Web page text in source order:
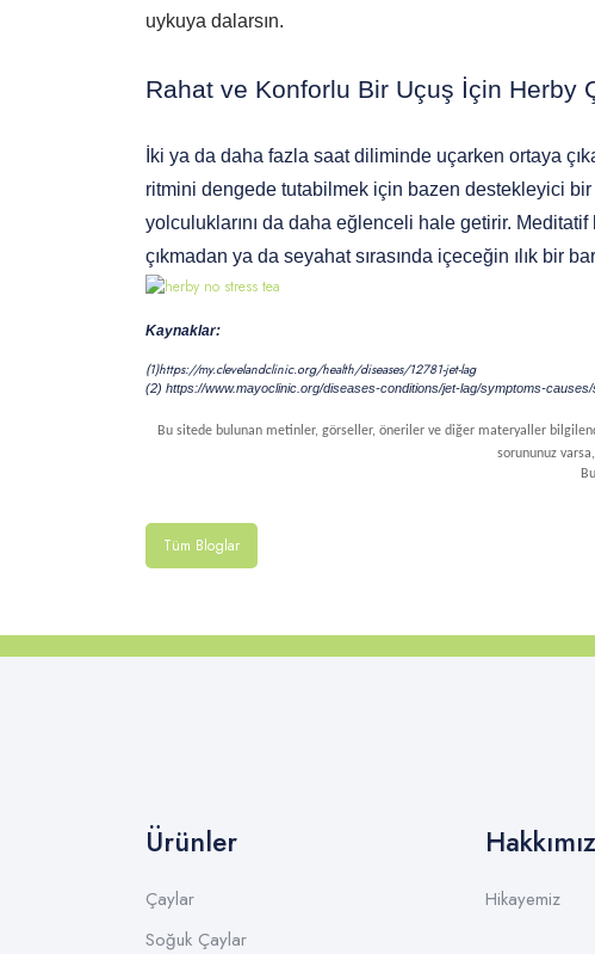
uykuya dalarsın.
Rahat ve Konforlu Bir Uçuş İçin Herby
İki ya da daha fazla saat diliminde uçarken ortaya
ritmini dengede tutabilmek için bazen destekleyici
yolculuklarını da daha eğlenceli hale getirir. Meditatif
çıkmadan ya da seyahat sırasında içeceğin ılık bir
Kaynaklar:
(1)https://my.clevelandclinic.org/health/diseases/12781-jet-lag
(2) https://www.mayoclinic.org/diseases-conditions/jet-lag/symptoms-
Bu sitede bulunan metinler, görseller, öneriler ve diğer materyaller
sorununuz
Tüm Bloglar
Ürünler
Çaylar
Soğuk Çaylar
Hikayemiz